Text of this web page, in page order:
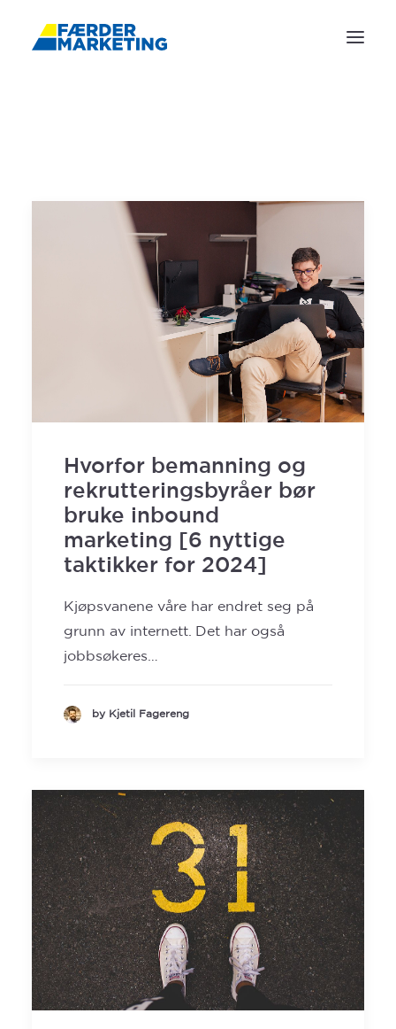
Hvorfor bemanning og
rekrutteringsbyråer bør
bruke inbound
marketing [6 nyttige
taktikker for 2024]
Kjøpsvanene våre har endret seg på
grunn av internett. Det har også
jobbsøkeres…
by Kjetil Fagereng